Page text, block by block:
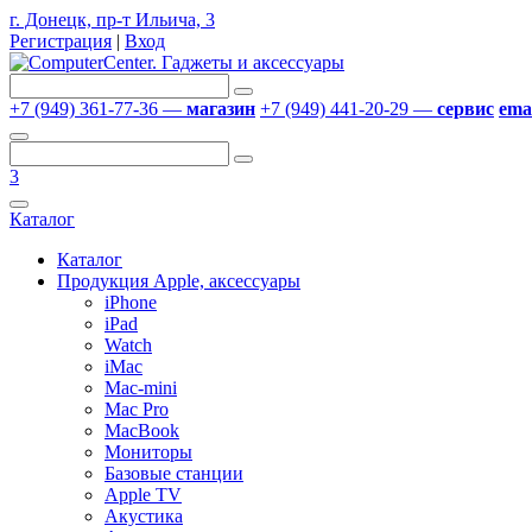
г. Донецк, пр-т Ильича, 3
Регистрация | Вход
+7 (949) 361-77-36 — магазин +7 (949) 441-20-29 — сервис
3
Каталог
Каталог
Продукция Apple, аксессуары
iPhone
iPad
Watch
iMac
Mac-mini
Mac Pro
MacBook
Мониторы
Базовые станции
Apple TV
Акустика